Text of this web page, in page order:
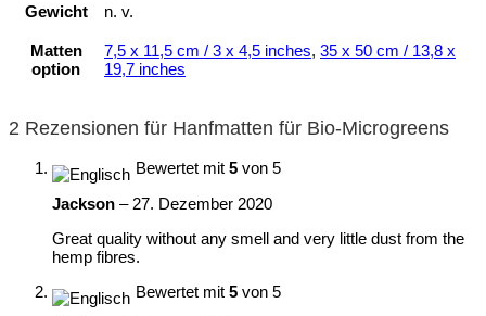
Gewicht n. v.
Matten
option
7,5 x 11,5 cm / 3 x 4,5 inches, 35 x 50 cm / 13,8 x
19,7 inches
2 Rezensionen für Hanfmatten für Bio-Microgreens
Bewertet mit 5 von 5
Jackson – 27. Dezember 2020
Great quality without any smell and very little dust from the
hemp fibres.
Bewertet mit 5 von 5